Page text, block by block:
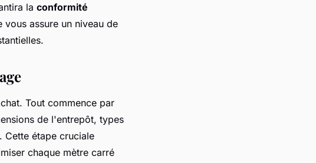
la conformité
assure un niveau de
Tout commence par
de l'entrepôt, types
Cette étape cruciale
chaque mètre carré